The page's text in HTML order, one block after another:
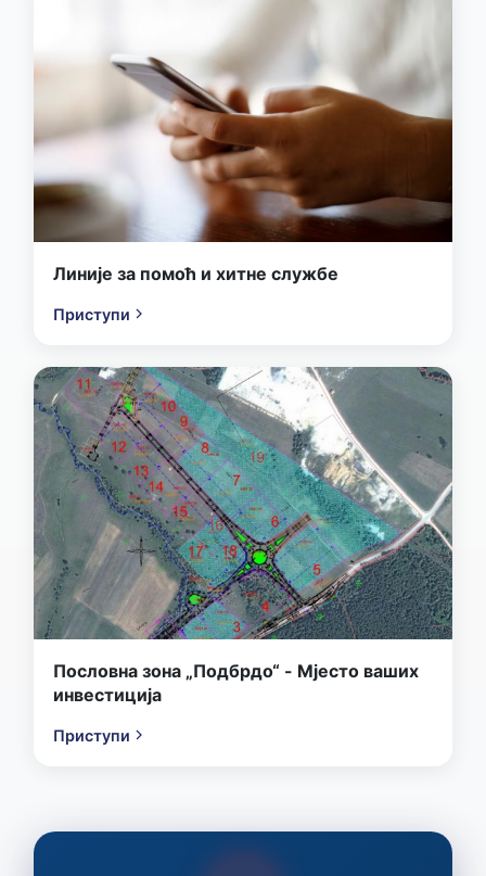
Линије за помоћ и хитне службе
Приступи
Пословна зона „Подбрдо“ - Мјесто ваших
инвестиција
Приступи